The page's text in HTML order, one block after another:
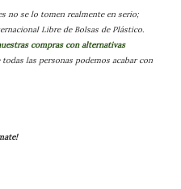
no se lo tomen realmente en serio;
Libre de Bolsas de Plástico.
compras con alternativas
todas las personas podemos acabar con